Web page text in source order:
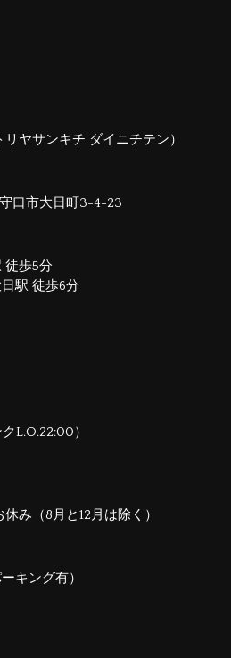
ヤサンキチ ダイニチテン）
口市大日町3-4-23
徒歩5分
駅 徒歩6分
L.O.22:00）
み（8月と12月は除く）
キング有）